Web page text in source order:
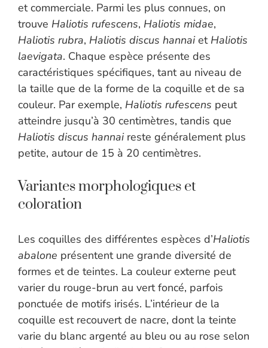
et commerciale. Parmi les plus connues, on
trouve Haliotis rufescens, Haliotis midae,
Haliotis rubra, Haliotis discus hannaiet Haliotis
laevigata. Chaque espèce présente des
caractéristiques spécifiques, tant au niveau de
la taille que de la forme de la coquille et de sa
couleur. Par exemple, Haliotis rufescens peut
atteindre jusqu’à 30 centimètres, tandis que
Haliotis discus hannaireste généralement plus
petite, autour de 15 à 20 centimètres.
Variantes morphologiques et
coloration
Les coquilles des différentes espèces d’Haliotis
abalone présentent une grande diversité de
formes et de teintes. La couleur externe peut
varier du rouge-brun au vert foncé, parfois
ponctuée de motifs irisés. L’intérieur de la
coquille est recouvert de nacre, dont la teinte
varie du blanc argenté au bleu ou au rose selon